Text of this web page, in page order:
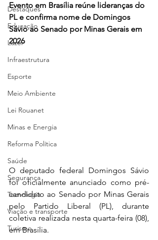
Destaques
Educação
Lazer
Infraestrutura
Esporte
Meio Ambiente
Lei Rouanet
Minas e Energia
Reforma Política
Saúde
Segurança
Tecnologia
Viação e transporte
Turismo
Evento em Brasília reúne lideranças do
PL e confirma nome de Domingos
Sávio ao Senado por Minas Gerais em
2026
O deputado federal Domingos Sávio
foi oficialmente anunciado como pré-
candidato ao Senado por Minas Gerais
pelo Partido Liberal (PL), durante
coletiva realizada nesta quarta-feira (08),
em Brasília.